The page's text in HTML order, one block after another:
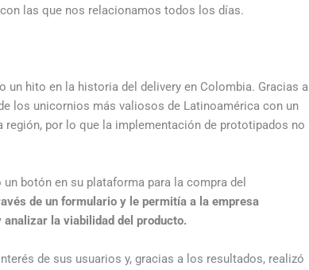
las que nos relacionamos todos los días.
un hito en la historia del delivery en Colombia. Gracias a
los unicornios más valiosos de Latinoamérica con un
región, por lo que la implementación de prototipados no
botón en su plataforma para la compra del
de un formulario y le permitía a la empresa
la viabilidad del producto.
de sus usuarios y, gracias a los resultados, realizó